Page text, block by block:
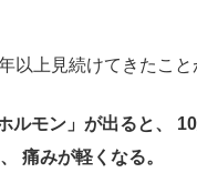
以上見続けてきたこと
ルモン」が出ると、
痛みが軽くなる。